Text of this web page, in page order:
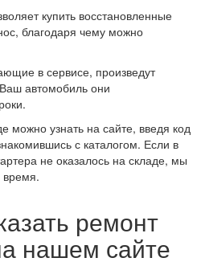
купить восстановленные
благодаря чему можно
в сервисе, произведут
автомобиль они
можно узнать на сайте, введя код
с каталогом. Если в
не оказалось на складе, мы
время.
ремонт
нашем сайте